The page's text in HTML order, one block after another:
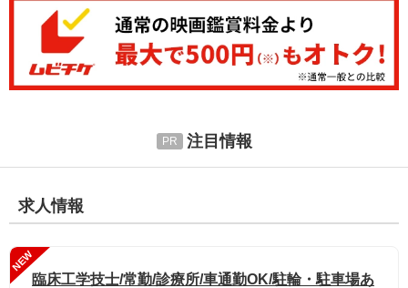
注目情報
求人情報
NEW
臨床工学技士/常勤/診療所/車通勤OK/駐輪・駐車場あ